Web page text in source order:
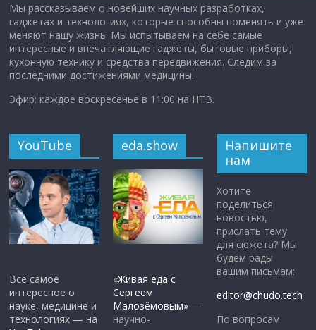
Мы рассказываем о новейших научных разработках,
гаджетах и технологиях, которые способны поменять и уже
меняют нашу жизнь. Мы испытываем на себе самые
интересные и впечатляющие гаджеты, бытовые приборы,
кухонную технику и средства передвижения. Следим за
последними достижениями медицины.
Эфир: каждое воскресенье в 11:00 на НТВ.
YouTube
Всё самое
интересное о
науке, медицине и
технологиях — на
eda.show
«Живая еда с
Сергеем
Малозёмовым» —
научно-
Напишите
нам
Хотите
поделиться
новостью,
прислать тему
для сюжета? Мы
будем рады
вашим письмам:
editor@chudo.tech
По вопросам